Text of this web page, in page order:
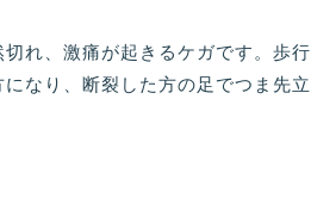
れ、激痛が起きるケガです。歩行
なり、断裂した方の足でつま先立